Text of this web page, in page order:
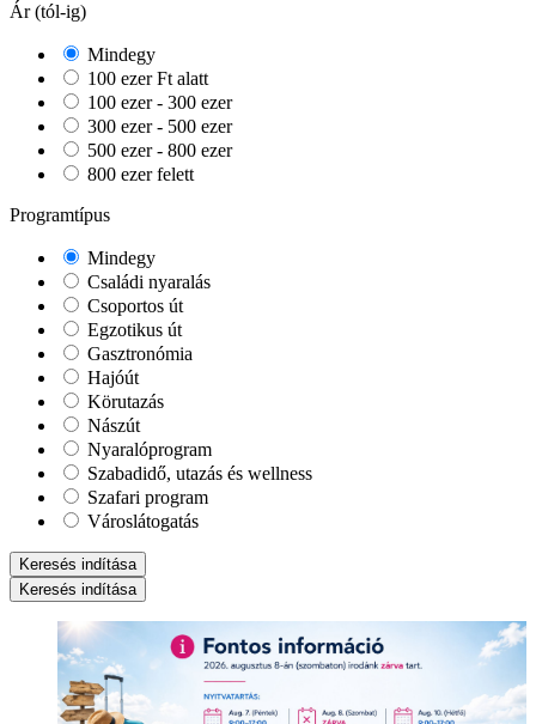
Ár (tól-ig)
Mindegy
100 ezer Ft alatt
100 ezer - 300 ezer
300 ezer - 500 ezer
500 ezer - 800 ezer
800 ezer felett
Programtípus
Mindegy
Családi nyaralás
Csoportos út
Egzotikus út
Gasztronómia
Hajóút
Körutazás
Nászút
Nyaralóprogram
Szabadidő, utazás és wellness
Szafari program
Városlátogatás
Keresés indítása
Keresés indítása